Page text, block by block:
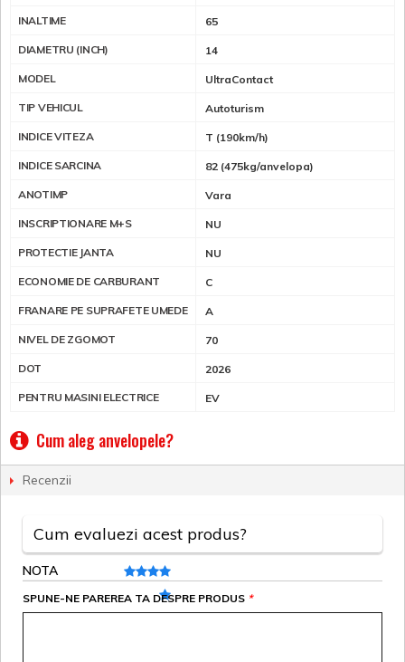
INALTIME 65
DIAMETRU (INCH) 14
MODEL UltraContact
TIP VEHICUL Autoturism
INDICE VITEZA T (190km/h)
INDICE SARCINA 82 (475kg/anvelopa)
ANOTIMP Vara
INSCRIPTIONARE M+S NU
PROTECTIE JANTA NU
ECONOMIE DE CARBURANT C
FRANARE PE SUPRAFETE UMEDE A
NIVEL DE ZGOMOT 70
DOT 2026
PENTRU MASINI ELECTRICE EV
Cum aleg anvelopele?
Recenzii
Cum evaluezi acest produs?
NOTA
*
SPUNE-NE PAREREA TA DESPRE PRODUS